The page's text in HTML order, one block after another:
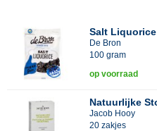
Salt
De Bron
100 gram
op voorraad
Natuurlijke
Jacob Hooy
20 zakjes